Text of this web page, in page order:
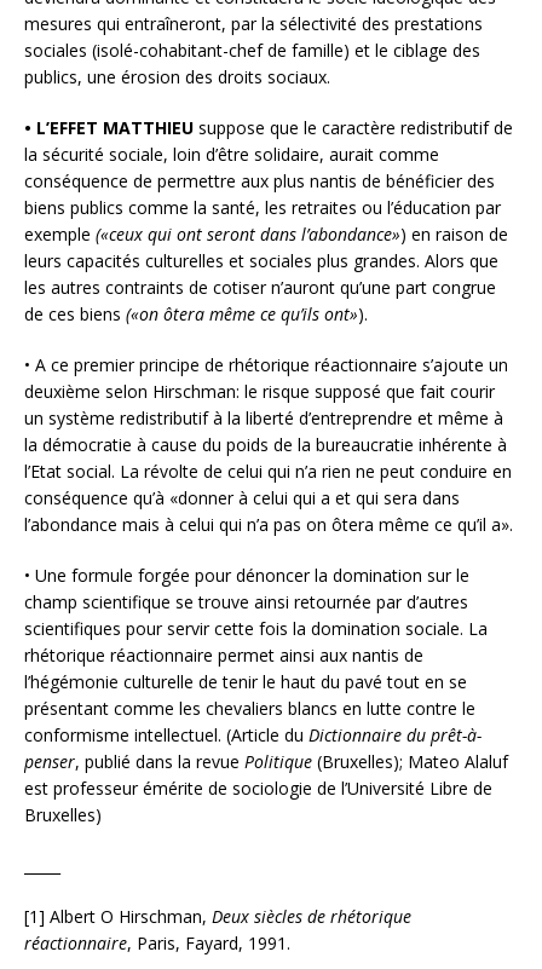
mesures qui entraîneront, par la sélectivité des prestations
sociales (isolé-cohabitant-chef de famille) et le ciblage des
publics, une érosion des droits sociaux.
• L’EFFET MATTHIEU suppose que le caractère redistributif de
la sécurité sociale, loin d’être solidaire, aurait comme
conséquence de permettre aux plus nantis de bénéficier des
biens publics comme la santé, les retraites ou l’éducation par
exemple («ceux qui ont seront dans l’abondance») en raison de
leurs capacités culturelles et sociales plus grandes. Alors que
les autres contraints de cotiser n’auront qu’une part congrue
de ces biens («on ôtera même ce qu’ils ont»).
• A ce premier principe de rhétorique réactionnaire s’ajoute un
deuxième selon Hirschman: le risque supposé que fait courir
un système redistributif à la liberté d’entreprendre et même à
la démocratie à cause du poids de la bureaucratie inhérente à
l’Etat social. La révolte de celui qui n’a rien ne peut conduire en
conséquence qu’à «donner à celui qui a et qui sera dans
l’abondance mais à celui qui n’a pas on ôtera même ce qu’il a».
• Une formule forgée pour dénoncer la domination sur le
champ scientifique se trouve ainsi retournée par d’autres
scientifiques pour servir cette fois la domination sociale. La
rhétorique réactionnaire permet ainsi aux nantis de
l’hégémonie culturelle de tenir le haut du pavé tout en se
présentant comme les chevaliers blancs en lutte contre le
conformisme intellectuel. (Article du Dictionnaire du prêt-à-
penser, publié dans la revue Politique (Bruxelles); Mateo Alaluf
est professeur émérite de sociologie de l’Université Libre de
Bruxelles)
[1] Albert O Hirschman, Deux siècles de rhétorique
réactionnaire, Paris, Fayard, 1991.